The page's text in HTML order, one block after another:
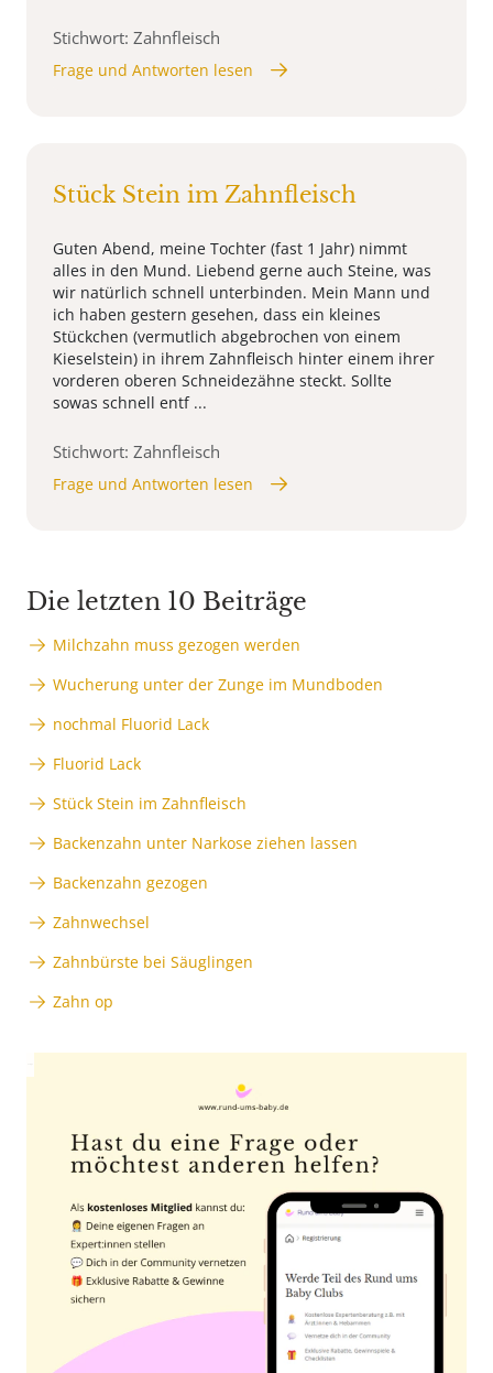
Stichwort: Zahnfleisch
Frage und Antworten lesen
Stück Stein im Zahnfleisch
Guten Abend, meine Tochter (fast 1 Jahr) nimmt
alles in den Mund. Liebend gerne auch Steine, was
wir natürlich schnell unterbinden. Mein Mann und
ich haben gestern gesehen, dass ein kleines
Stückchen (vermutlich abgebrochen von einem
Kieselstein) in ihrem Zahnfleisch hinter einem ihrer
vorderen oberen Schneidezähne steckt. Sollte
sowas schnell entf ...
Stichwort: Zahnfleisch
Frage und Antworten lesen
Die letzten 10 Beiträge
Milchzahn muss gezogen werden
Wucherung unter der Zunge im Mundboden
nochmal Fluorid Lack
Fluorid Lack
Stück Stein im Zahnfleisch
Backenzahn unter Narkose ziehen lassen
Backenzahn gezogen
Zahnwechsel
Zahnbürste bei Säuglingen
Zahn op